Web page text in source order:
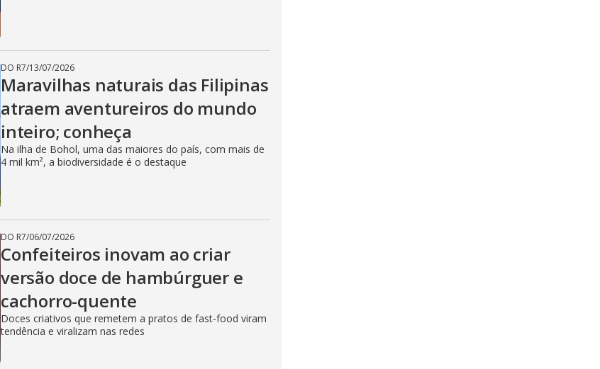
DO R7/13/07/2026
Maravilhas naturais das Filipinas
atraem aventureiros do mundo
inteiro; conheça
Na ilha de Bohol, uma das maiores do país, com mais de
4 mil km², a biodiversidade é o destaque
DO R7/06/07/2026
Confeiteiros inovam ao criar
versão doce de hambúrguer e
cachorro-quente
Doces criativos que remetem a pratos de fast-food viram
tendência e viralizam nas redes